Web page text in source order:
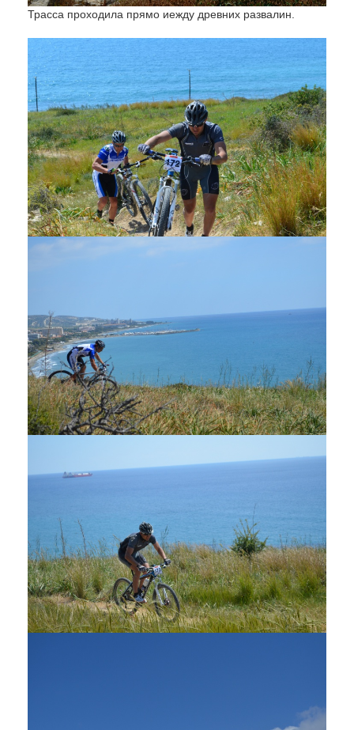
Трасса проходила прямо иежду древних развалин.